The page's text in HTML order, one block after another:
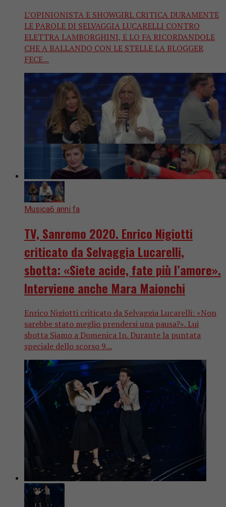
L’OPINIONISTA E SHOWGIRL CRITICA DURAMENTE
LE PAROLE DI SELVAGGIA LUCARELLI CONTRO
ELETTRA LAMBORGHINI, E LO FA RICORDANDOLE
CHE A BALLANDO CON LE STELLE LA BLOGGER
FECE...
Musica6 anni fa
TV, Sanremo 2020. Enrico Nigiotti
criticato da Selvaggia Lucarelli,
sbotta: «Siete acide, fate più l’amore».
Interviene anche Mara Maionchi
Enrico Nigiotti criticato da Selvaggia Lucarelli: «Non
sarebbe stato meglio prendersi una pausa?». Lui
sbotta Siamo a Domenica In. Durante la puntata
speciale dello scorso 9...